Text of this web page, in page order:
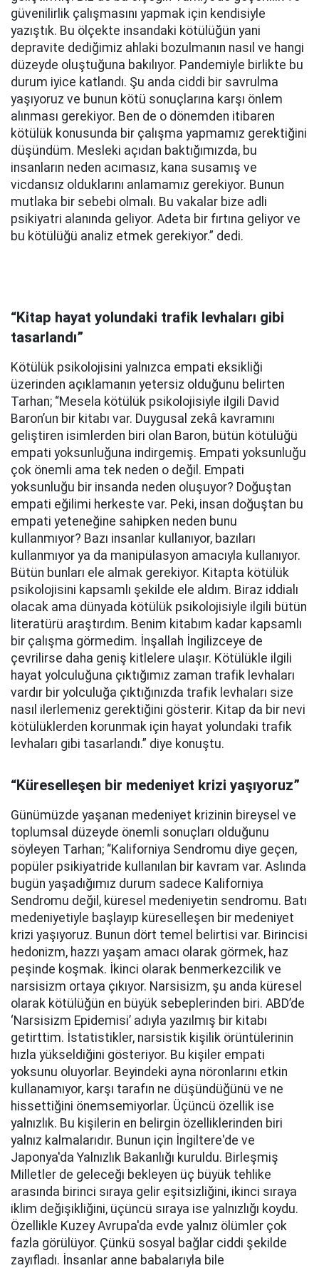
güvenilirlik çalışmasını yapmak için kendisiyle
yazıştık. Bu ölçekte insandaki kötülüğün yani
depravite dediğimiz ahlaki bozulmanın nasıl ve hangi
düzeyde oluştuğuna bakılıyor. Pandemiyle birlikte bu
durum iyice katlandı. Şu anda ciddi bir savrulma
yaşıyoruz ve bunun kötü sonuçlarına karşı önlem
alınması gerekiyor. Ben de o dönemden itibaren
kötülük konusunda bir çalışma yapmamız gerektiğini
düşündüm. Mesleki açıdan baktığımızda, bu
insanların neden acımasız, kana susamış ve
vicdansız olduklarını anlamamız gerekiyor. Bunun
mutlaka bir sebebi olmalı. Bu vakalar bize adli
psikiyatri alanında geliyor. Adeta bir fırtına geliyor ve
bu kötülüğü analiz etmek gerekiyor.” dedi.
“Kitap hayat yolundaki trafik levhaları gibi
tasarlandı”
Kötülük psikolojisini yalnızca empati eksikliği
üzerinden açıklamanın yetersiz olduğunu belirten
Tarhan; “Mesela kötülük psikolojisiyle ilgili David
Baron’un bir kitabı var. Duygusal zekâ kavramını
geliştiren isimlerden biri olan Baron, bütün kötülüğü
empati yoksunluğuna indirgemiş. Empati yoksunluğu
çok önemli ama tek neden o değil. Empati
yoksunluğu bir insanda neden oluşuyor? Doğuştan
empati eğilimi herkeste var. Peki, insan doğuştan bu
empati yeteneğine sahipken neden bunu
kullanmıyor? Bazı insanlar kullanıyor, bazıları
kullanmıyor ya da manipülasyon amacıyla kullanıyor.
Bütün bunları ele almak gerekiyor. Kitapta kötülük
psikolojisini kapsamlı şekilde ele aldım. Biraz iddialı
olacak ama dünyada kötülük psikolojisiyle ilgili bütün
literatürü araştırdım. Benim kitabım kadar kapsamlı
bir çalışma görmedim. İnşallah İngilizceye de
çevrilirse daha geniş kitlelere ulaşır. Kötülükle ilgili
hayat yolculuğuna çıktığımız zaman trafik levhaları
vardır bir yolculuğa çıktığınızda trafik levhaları size
nasıl ilerlemeniz gerektiğini gösterir. Kitap da bir nevi
kötülüklerden korunmak için hayat yolundaki trafik
levhaları gibi tasarlandı.” diye konuştu.
“Küreselleşen bir medeniyet krizi yaşıyoruz”
Günümüzde yaşanan medeniyet krizinin bireysel ve
toplumsal düzeyde önemli sonuçları olduğunu
söyleyen Tarhan; “Kaliforniya Sendromu diye geçen,
popüler psikiyatride kullanılan bir kavram var. Aslında
bugün yaşadığımız durum sadece Kaliforniya
Sendromu değil, küresel medeniyetin sendromu. Batı
medeniyetiyle başlayıp küreselleşen bir medeniyet
krizi yaşıyoruz. Bunun dört temel belirtisi var. Birincisi
hedonizm, hazzı yaşam amacı olarak görmek, haz
peşinde koşmak. İkinci olarak benmerkezcilik ve
narsisizm ortaya çıkıyor. Narsisizm, şu anda küresel
olarak kötülüğün en büyük sebeplerinden biri. ABD’de
‘Narsisizm Epidemisi’ adıyla yazılmış bir kitabı
getirttim. İstatistikler, narsistik kişilik örüntülerinin
hızla yükseldiğini gösteriyor. Bu kişiler empati
yoksunu oluyorlar. Beyindeki ayna nöronlarını etkin
kullanamıyor, karşı tarafın ne düşündüğünü ve ne
hissettiğini önemsemiyorlar. Üçüncü özellik ise
yalnızlık. Bu kişilerin en belirgin özelliklerinden biri
yalnız kalmalarıdır. Bunun için İngiltere'de ve
Japonya'da Yalnızlık Bakanlığı kuruldu. Birleşmiş
Milletler de geleceği bekleyen üç büyük tehlike
arasında birinci sıraya gelir eşitsizliğini, ikinci sıraya
iklim değişikliğini, üçüncü sıraya ise yalnızlığı koydu.
Özellikle Kuzey Avrupa'da evde yalnız ölümler çok
fazla görülüyor. Çünkü sosyal bağlar ciddi şekilde
zayıfladı. İnsanlar anne babalarıyla bile